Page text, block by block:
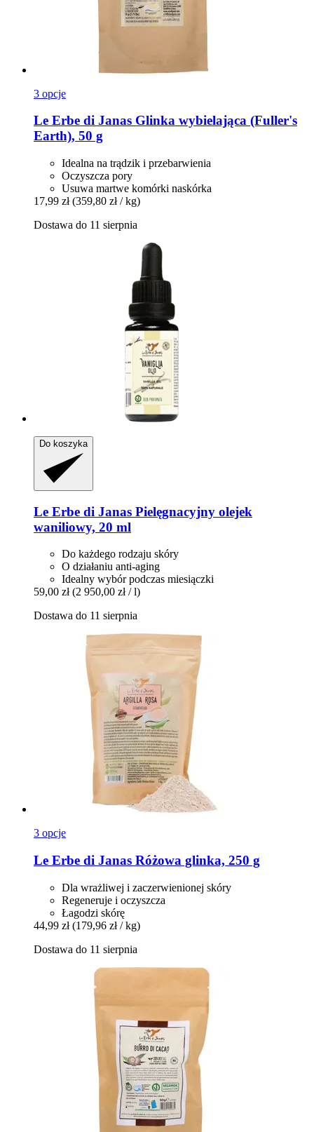
3 opcje
Le Erbe di Janas Glinka wybielająca (Fuller's
Earth), 50 g
Idealna na trądzik i przebarwienia
Oczyszcza pory
Usuwa martwe komórki naskórka
17,99 zł (359,80 zł / kg)
Dostawa do 11 sierpnia
Do koszyka
Le Erbe di Janas Pielęgnacyjny olejek
waniliowy, 20 ml
Do każdego rodzaju skóry
O działaniu anti-aging
Idealny wybór podczas miesiączki
59,00 zł (2 950,00 zł / l)
Dostawa do 11 sierpnia
3 opcje
Le Erbe di Janas Różowa glinka, 250 g
Dla wrażliwej i zaczerwienionej skóry
Regeneruje i oczyszcza
Łagodzi skórę
44,99 zł (179,96 zł / kg)
Dostawa do 11 sierpnia